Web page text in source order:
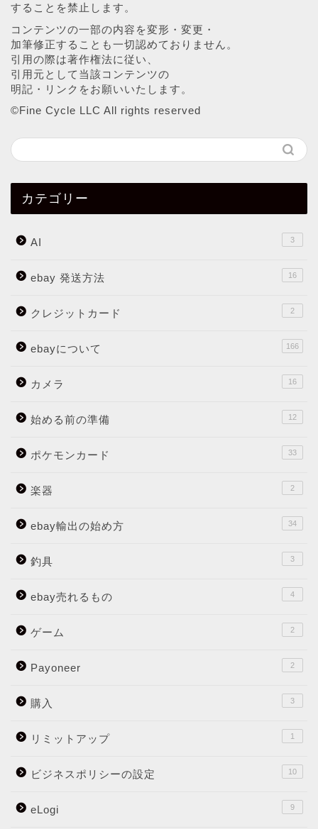
することを禁止します。
コンテンツの一部の内容を変形・変更・
加筆修正することも一切認めておりません。
引用の際は著作権法に従い、
引用元として当該コンテンツの
明記・リンクをお願いいたします。
©︎Fine Cycle LLC All rights reserved
カテゴリー
AI 3
ebay 発送方法 16
クレジットカード 2
ebayについて 166
カメラ 16
始める前の準備 12
ポケモンカード 33
楽器 2
ebay輸出の始め方 34
釣具 3
ebay売れるもの 4
ゲーム 2
Payoneer 2
購入 3
リミットアップ 1
ビジネスポリシーの設定 10
eLogi 9